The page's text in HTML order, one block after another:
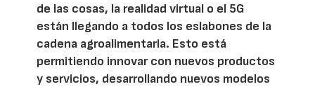
de las cosas, la realidad virtual o el 5G
están llegando a todos los eslabones de la
cadena agroalimentaria. Esto está
permitiendo innovar con nuevos productos
y servicios, desarrollando nuevos modelos